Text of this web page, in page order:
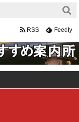
RSS Feedly